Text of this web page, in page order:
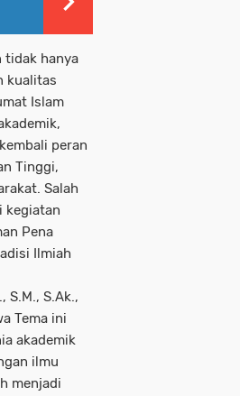
tidak hanya
kualitas
Islam
peran
Tinggi,
Salah
kegiatan
Pena
Ilmiah
S.M., S.Ak.,
Tema ini
akademik
ilmu
menjadi